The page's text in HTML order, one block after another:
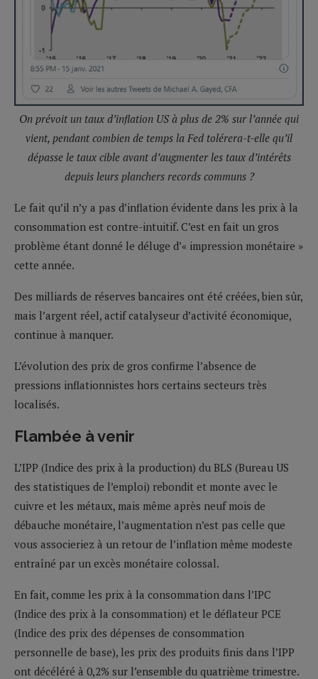
On prévoit un taux d’inflation US à plus de 2% sur l’année qui
vient, pendant combien de temps la Fed tolérera-t-elle qu’il
dépasse le taux cible avant d’augmenter les taux d’intérêts
depuis leurs planchers records communs ?
Le fait qu’il n’y a pas d’inflation évidente dans les prix à la
consommation est contre-intuitif. C’est en fait un gros
problème étant donné le déluge d’« impression monétaire »
cette année.
Des milliards de réserves bancaires ont été créées, bien sûr,
mais l’argent réel, actif catalyseur d’activité économique,
continue à manquer.
L’évolution des prix de gros confirme l’absence de
pressions inflationnistes hors certains secteurs très
localisés.
Flambée à venir
L’IPP (Indice des prix à la production) du BLS (Bureau US
des statistiques de l’emploi) rebondit et monte avec le
cuivre et les métaux, mais même après neuf mois de
débauche monétaire, l’augmentation n’est pas celle que
vous associeriez à un retour de l’inflation même modeste
entraîné par un excès monétaire colossal.
En fait, comme les prix à la consommation dans l’IPC
(Indice des prix à la consommation) et le déflateur PCE
(Indice des prix des dépenses de consommation
personnelle de base), les prix des produits finis dans l’IPP
ont décéléré à 0,2% sur l’ensemble du quatrième trimestre.